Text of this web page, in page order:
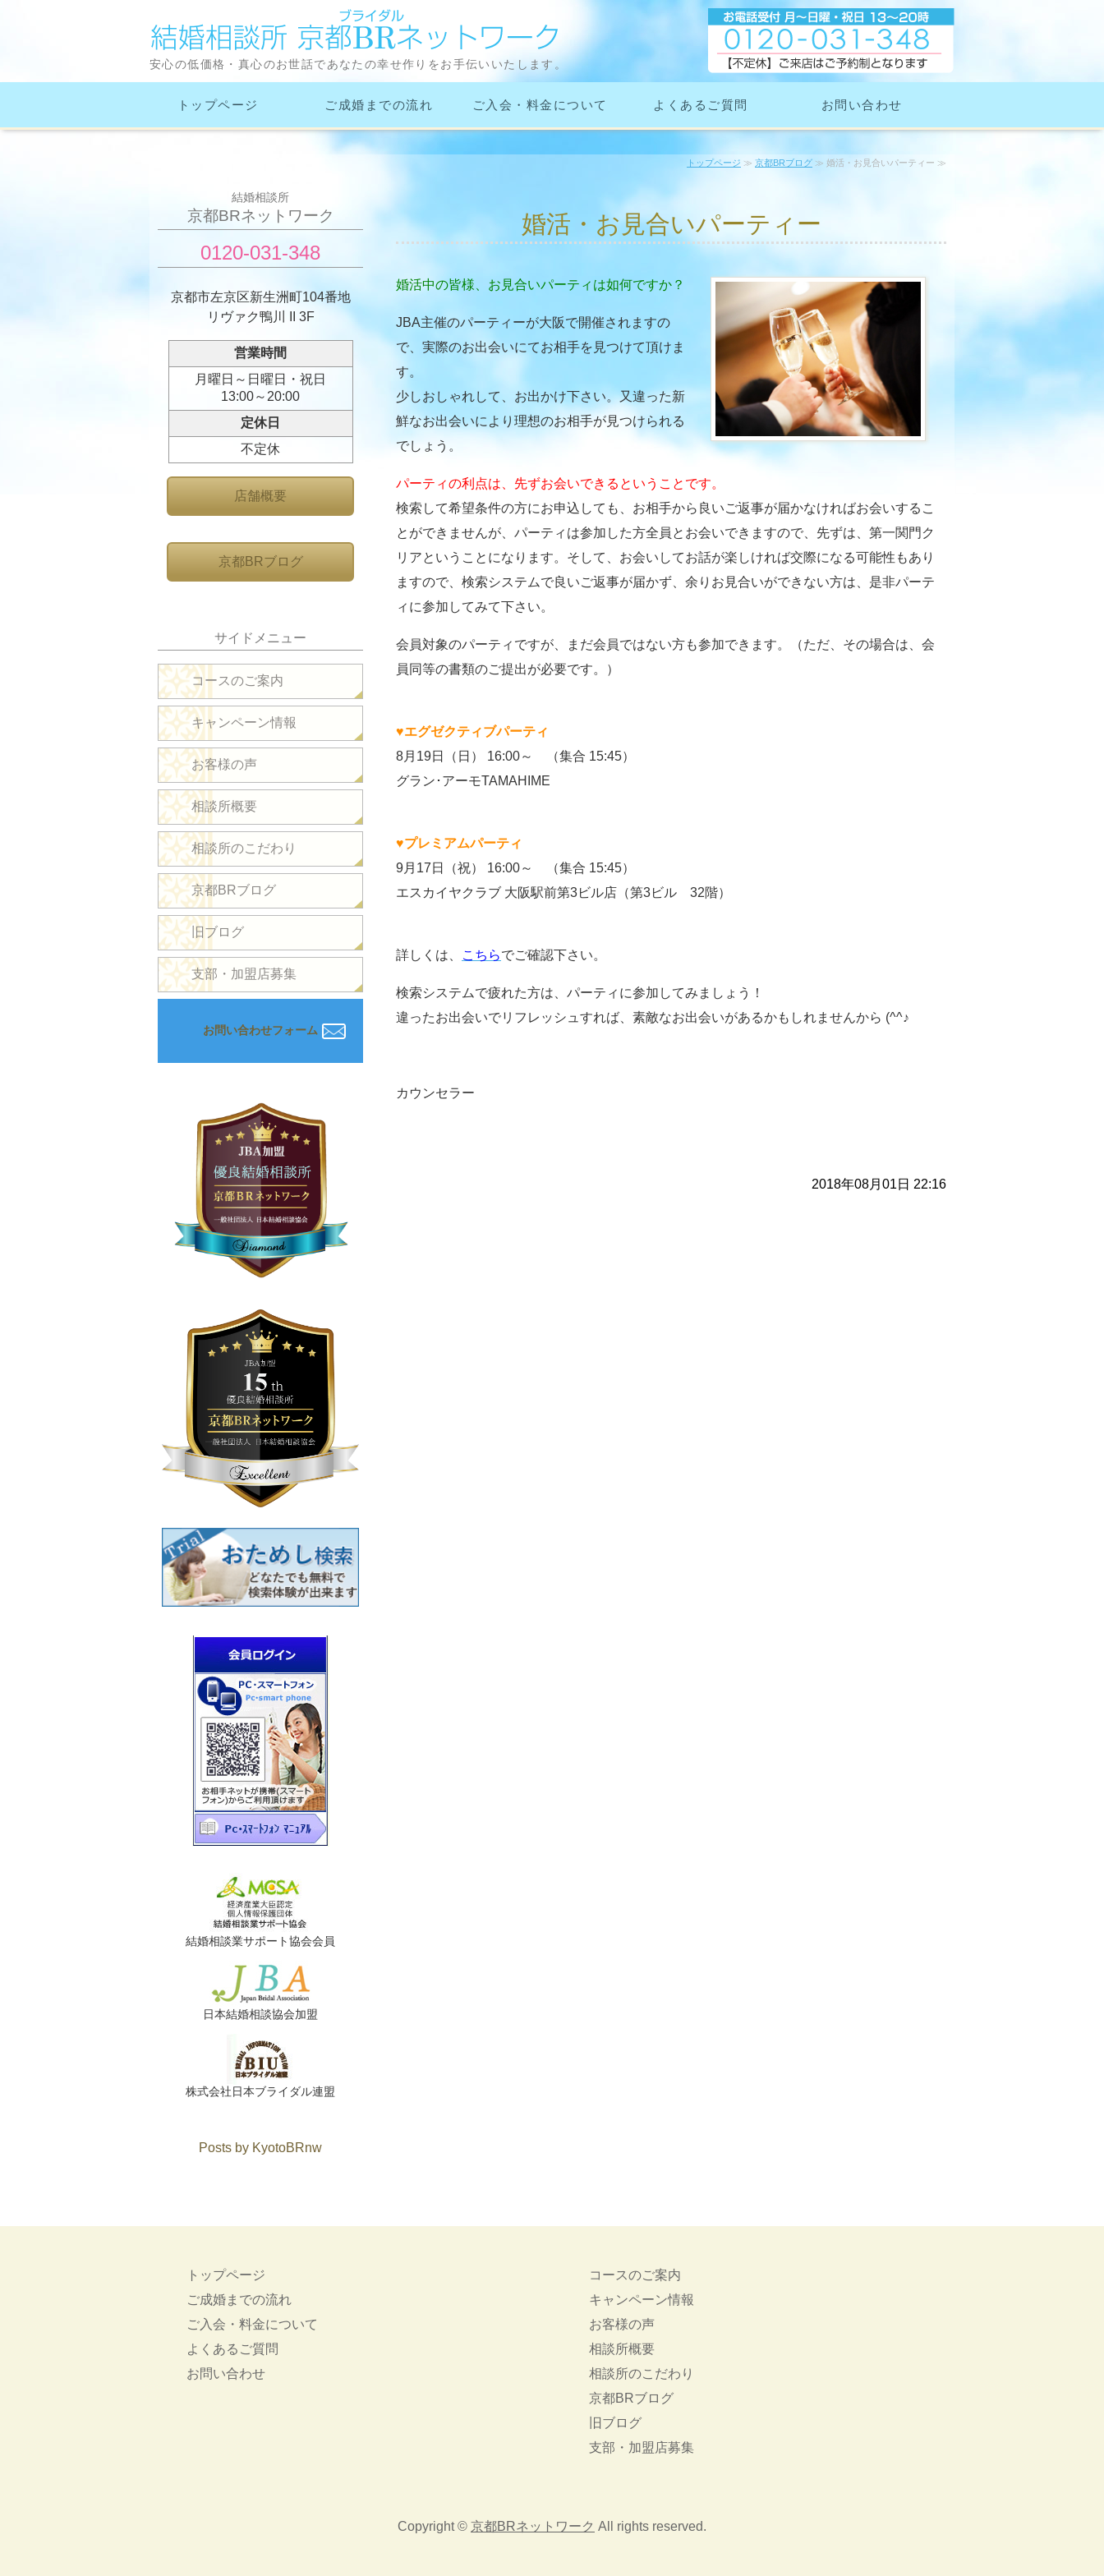
京都で結婚相談・お見合い・出会いなら京
談所
安心の低価格・真心のお世話であなたの幸せ作りをお手伝いいたします。
トップページ ご成婚までの流れ ご入会・料金について よくあるご質問 お問い合わせ
トップページ ≫ 京都BRブログ ≫ 婚活・お見合いパーティー ≫
婚活・お見合いパーティー
婚活中の皆様、お見合いパーティは如何ですか？
JBA主催のパーティーが大阪で開催されますの
で、実際のお出会いにてお相手を見つけて頂けま
す。
少しおしゃれして、お出かけ下さい。又違った新
鮮なお出会いにより理想のお相手が見つけられる
でしょう。
パーティの利点は、先ずお会いできるということです。
検索して希望条件の方にお申込しても、お相手から良いご返事が届かなければお会いするこ
とができませんが、パーティは参加した方全員とお会いできますので、先ずは、第一関門ク
リアということになります。そして、お会いしてお話が楽しければ交際になる可能性もあり
ますので、検索システムで良いご返事が届かず、余りお見合いができない方は、是非パーテ
ィに参加してみて下さい。
会員対象のパーティですが、まだ会員ではない方も参加できます。（ただ、その場合は、会
員同等の書類のご提出が必要です。）
♥エグゼクティブパーティ
8月19日（日） 16:00～ （集合 15:45）
グラン･アーモTAMAHIME
♥プレミアムパーティ
9月17日（祝） 16:00～ （集合 15:45）
エスカイヤクラブ 大阪駅前第3ビル店（第3ビル 32階）
詳しくは、 こちらでご確認下さい。
検索システムで疲れた方は、パーティに参加してみましょう！
違ったお出会いでリフレッシュすれば、素敵なお出会いがあるかもしれませんから (^^♪
カウンセラー
2018年08月01日 22:16
結婚相談所
京都BRネットワーク
0120-031-348
京都市左京区新生洲町104番地
リヴァク鴨川 II 3F
営業時間
月曜日～日曜日・祝日
13:00～20:00
定休日
不定休
店舗概要
京都BRブログ
サイドメニュー
コースのご案内
キャンペーン情報
お客様の声
相談所概要
相談所のこだわり
京都BRブログ
旧ブログ
支部・加盟店募集
お問い合わせフォーム
結婚相談業サポート協会会員
日本結婚相談協会加盟
株式会社日本ブライダル連盟
Posts by KyotoBRnw
トップページ
ご成婚までの流れ
ご入会・料金について
よくあるご質問
お問い合わせ
コースのご案内
キャンペーン情報
お客様の声
相談所概要
相談所のこだわり
京都BRブログ
旧ブログ
支部・加盟店募集
Copyright © 京都BRネットワーク All rights reserved.